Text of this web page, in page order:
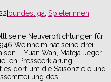
bundesliga, Spielerinnen,
seine Neuverpflichtungen für
Weinheim hat seine drei
– Yuan Wan, Mateja Jeger
Presseerklärung
es dort um die Saisonziele und
des…